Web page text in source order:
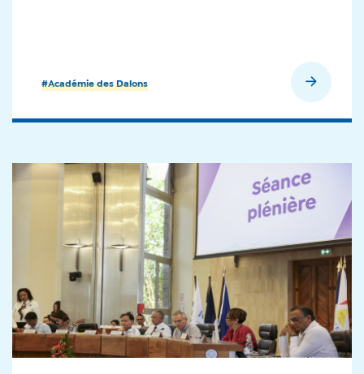
#Académie des Dalons